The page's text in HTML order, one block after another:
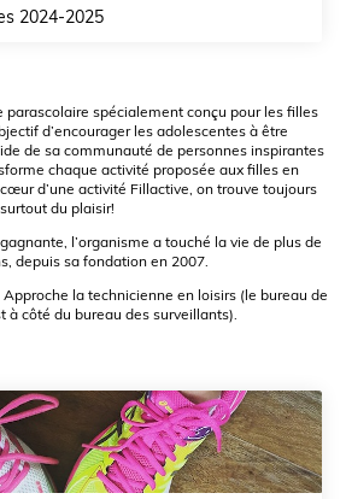
2024-2025
parascolaire spécialement conçu pour les filles
d’encourager les adolescentes à être
de sa communauté de personnes inspirantes
chaque activité proposée aux filles en
d’une activité Fillactive, on trouve toujours
du plaisir!
l’organisme a touché la vie de plus de
depuis sa fondation en 2007.
la technicienne en loisirs (le bureau de
à côté du bureau des surveillants).